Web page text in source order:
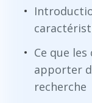
Ce que
apporter
recherche